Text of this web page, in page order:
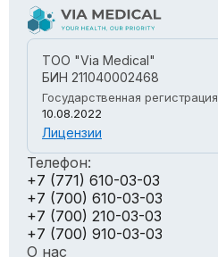
ТОО "Via Medical"
БИН 211040002468
Государственная регистрация
10.08.2022
Лицензии
Телефон:
+7 (771) 610-03-03
+7 (700) 610-03-03
+7 (700) 210-03-03
+7 (700) 910-03-03
О нас